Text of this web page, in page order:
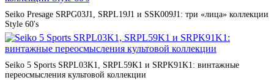
Seiko Presage SRPG03J1, SRPL19J1 и SSK009J1: три «лица» коллекции
Style 60's
Seiko 5 Sports SRPL03K1, SRPL59K1 и SRPK91K1: винтажные
переосмысления культовой коллекции